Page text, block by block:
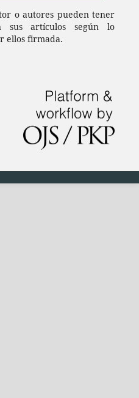
o autores pueden tener
sus artículos según lo
ellos firmada.